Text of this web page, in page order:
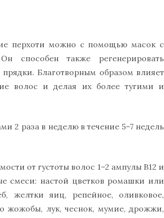
перхоти можно с помощью масок с
способен также регенерировать
Благотворным образом влияет
волос и делая их более тугими и
2 раза в неделю в течение 5–7 недель
от густоты волос 1–2 ампулы В12 и
смеси: настой цветков ромашки или
желтки яиц, репейное, оливковое,
жожобы, лук, чеснок, мумие, дрожжи,